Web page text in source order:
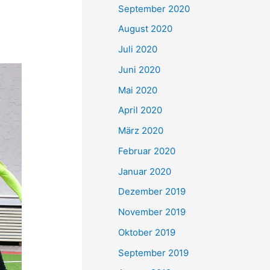
September 2020
August 2020
Juli 2020
Juni 2020
Mai 2020
April 2020
März 2020
Februar 2020
Januar 2020
Dezember 2019
November 2019
Oktober 2019
September 2019